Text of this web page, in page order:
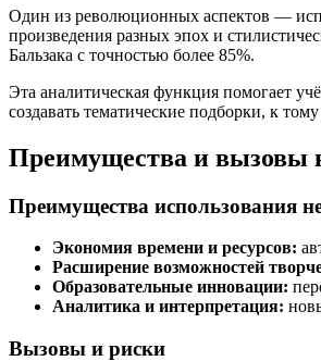
Один из революционных аспектов —
произведения разных эпох и
Бальзака с точностью более 85%.
Эта аналитическая функция помогает
создавать тематические подборки, к
Преимущества и вызовы
Преимущества использования
Экономия времени и ресурсов:
Расширение возможностей
Образовательные инновации:
Аналитика и интерпретация:
Вызовы и риски